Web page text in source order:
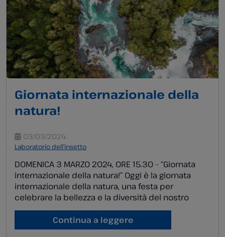
Giornata internazionale della
natura!
03/03/2024
Laboratorio dell’insetto
DOMENICA 3 MARZO 2024, ORE 15.30 – “Giornata
internazionale della natura!” Oggi è la giornata
internazionale della natura, una festa per
celebrare la bellezza e la diversità del nostro
pianeta. Un modo divertente per capire meglio
come funziona un ecosistema, come animali e
piante stanno in equilibrio, e creare un
Continua a leggere